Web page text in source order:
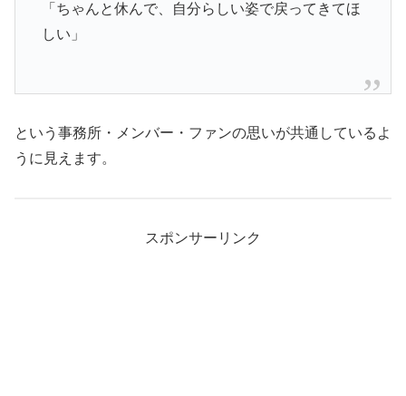
「ちゃんと休んで、自分らしい姿で戻ってきてほ
しい」
という事務所・メンバー・ファンの思いが共通しているよ
うに見えます。
スポンサーリンク